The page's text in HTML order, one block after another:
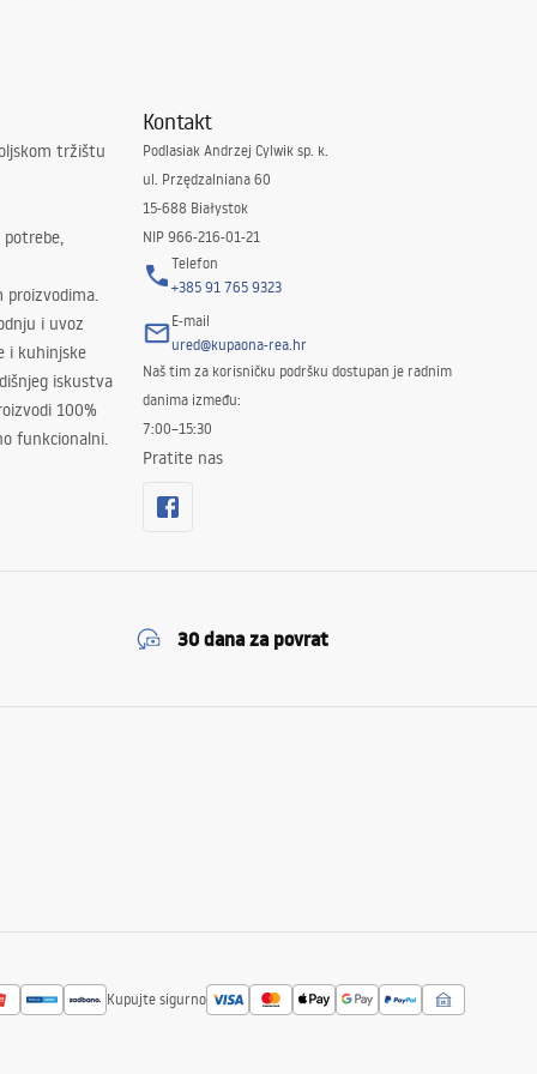
tržištu
potrebe,
i uvoz
i kuhinjske
iskustva
100%
funkcionalni.
Kontakt
Podlasiak Andrzej Cylwik sp. k.
ul. Przędzalniana 60
15-688 Białystok
NIP 966-216-01-21
Telefon
+385 91 765 9323
E-mail
ured@kupaona-rea.hr
Naš tim za korisničku podršku dostupan je radnim
danima između:
7:00–15:30
Pratite nas
30 dana za povrat
Kupujte sigurno